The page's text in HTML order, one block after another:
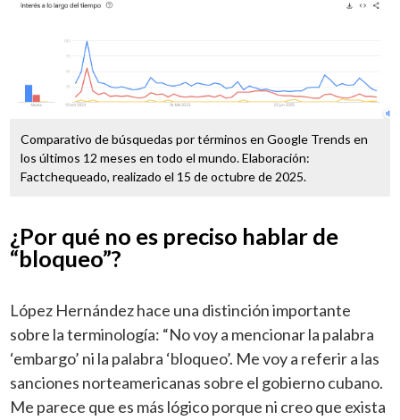
Comparativo de búsquedas por términos en Google Trends en
los últimos 12 meses en todo el mundo. Elaboración:
Factchequeado, realizado el 15 de octubre de 2025.
¿Por qué no es preciso hablar de
“bloqueo”?
López Hernández hace una distinción importante
sobre la terminología: “No voy a mencionar la palabra
‘embargo’ ni la palabra ‘bloqueo’. Me voy a referir a las
sanciones norteamericanas sobre el gobierno cubano.
Me parece que es más lógico porque ni creo que exista